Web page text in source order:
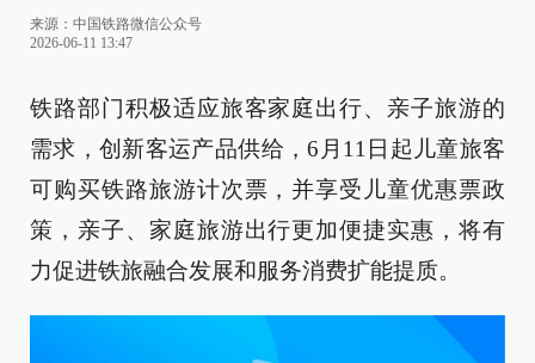
来源： 中国铁路微信公众号
2026-06-11 13:47
铁路部门积极适应旅客家庭出行、亲子旅游的
需求，创新客运产品供给，6月11日起儿童旅客
可购买铁路旅游计次票，并享受儿童优惠票政
策，亲子、家庭旅游出行更加便捷实惠，将有
力促进铁旅融合发展和服务消费扩能提质。